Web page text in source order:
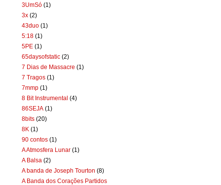
3UmSó (1)
3x (2)
43duo (1)
5:18 (1)
5PE (1)
65daysofstatic (2)
7 Dias de Massacre (1)
7 Tragos (1)
7mmp (1)
8 Bit Instrumental (4)
86SEJA (1)
8bits (20)
8K (1)
90 contos (1)
A Atmosfera Lunar (1)
A Balsa (2)
A banda de Joseph Tourton (8)
A Banda dos Corações Partidos